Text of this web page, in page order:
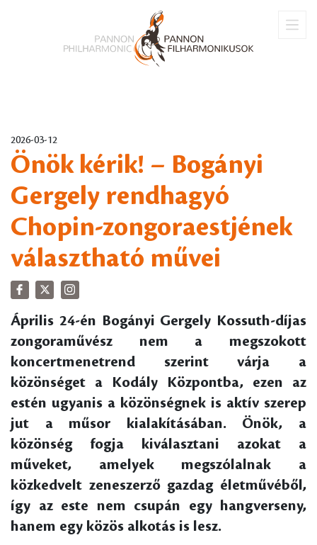
2026-03-12
Önök kérik! – Bogányi
Gergely rendhagyó
Chopin-zongoraestjének
választható művei
Április 24-én Bogányi Gergely Kossuth-díjas
zongoraművész nem a megszokott
koncertmenetrend szerint várja a
közönséget a Kodály Központba, ezen az
estén ugyanis a közönségnek is aktív szerep
jut a műsor kialakításában. Önök, a
közönség fogja kiválasztani azokat a
műveket, amelyek megszólalnak a
közkedvelt zeneszerző gazdag életművéből,
így az este nem csupán egy hangverseny,
hanem egy közös alkotás is lesz.